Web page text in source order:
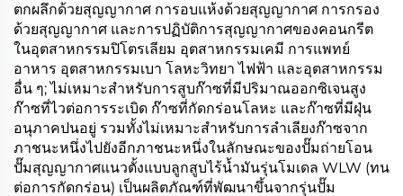
ตกผลึกด้วยสุญญากาศ การอบแห้งด้วยสุญญากาศ การกรอง
ด้วยสุญญากาศ และการปฏิบัติการสุญญากาศของคอนกรีต
ในอุตสาหกรรมปิโตรเลียม อุตสาหกรรมเคมี การแพทย์
อาหาร อุตสาหกรรมเบา โลหะวิทยา ไฟฟ้า และอุตสาหกรรม
อื่น ๆ; ไม่เหมาะสำหรับการสูบก๊าซที่มีปริมาณออกซิเจนสูง
ก๊าซที่ไวต่อการระเบิด ก๊าซที่กัดกร่อนโลหะ และก๊าซที่มีฝุ่น
อนุภาคปนอยู่ รวมทั้งไม่เหมาะสำหรับการลำเลียงก๊าซจาก
ภาชนะหนึ่งไปยังอีกภาชนะหนึ่งในลักษณะของปั๊มถ่ายโอน
ปั๊มสุญญากาศแนวตั้งแบบลูกสูบไร้น้ำมันรุ่นโมเดล WLW (ทน
ต่อการกัดกร่อน) เป็นผลิตภัณฑ์ที่พัฒนาขึ้นจากรุ่นปั๊ม